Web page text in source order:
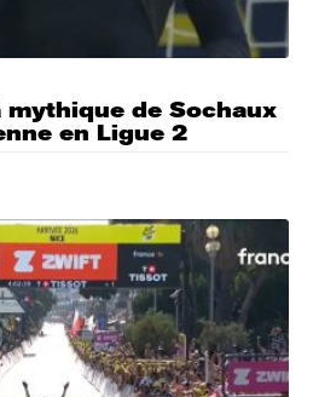
mythique de Sochaux
en Ligue 2